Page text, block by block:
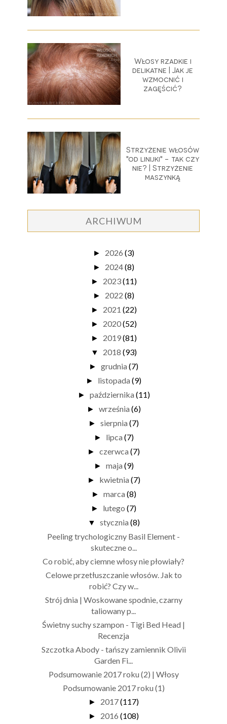
Włosy rzadkie i
delikatne | Jak je
wzmocnić i
zagęścić?
Strzyżenie włosów
"od linijki" - tak czy
nie? | Strzyżenie
maszynką
ARCHIWUM
► 2026 (3)
► 2024(8)
► 2023(11)
► 2022 (8)
► 2021 (22)
► 2020(52)
► 2019(81)
▼ 2018 (93)
► grudnia (7)
► listopada (9)
► października (11)
► września (6)
► sierpnia (7)
► lipca (7)
► czerwca (7)
► maja (9)
► kwietnia (7)
► marca (8)
► lutego (7)
▼ stycznia (8)
Peeling trychologiczny Basil Element -
skuteczne o...
Co robić, aby ciemne włosy nie płowiały?
Celowe przetłuszczanie włosów. Jak to
robić? Czy w...
Strój dnia | Woskowane spodnie, czarny
taliowany p...
Świetny suchy szampon - Tigi Bed Head |
Recenzja
Szczotka Abody - tańszy zamiennik Olivii
Garden Fi...
Podsumowanie 2017 roku (2) | Włosy
Podsumowanie 2017 roku (1)
► 2017(117)
► 2016 (108)